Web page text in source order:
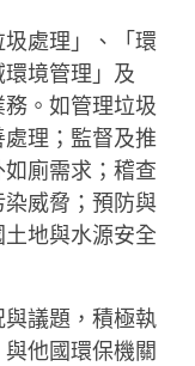
處理」、「環
境管理」及
務。如管理垃圾
理；監督及推
廁需求；稽查
威脅；預防與
地與水源安全
議題，積極執
他國環保機關